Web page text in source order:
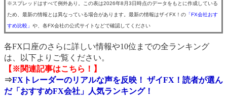
※スプレッドはすべて例外あり。この表は2026年8月3日時点のデータをもとに作成している
ため、最新の情報とは異なっている場合があります。最新の情報はザイFX！の 「FX会社おす
すめ比較」 や、各FX会社の公式サイトなどで確認してください
各FX口座のさらに詳しい情報や10位までの全ランキング
は、以下よりご覧ください。
【※関連記事はこちら！】
⇒FXトレーダーのリアルな声を反映！ ザイFX！読者が選ん
だ「おすすめFX会社」人気ランキング！